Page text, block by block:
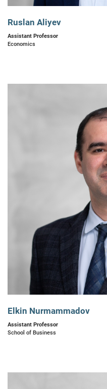
Ruslan Aliyev
Assistant Professor
Economics
Elkin Nurmammadov
Assistant Professor
School of Business